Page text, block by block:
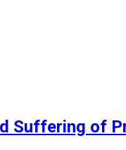
Suffering of